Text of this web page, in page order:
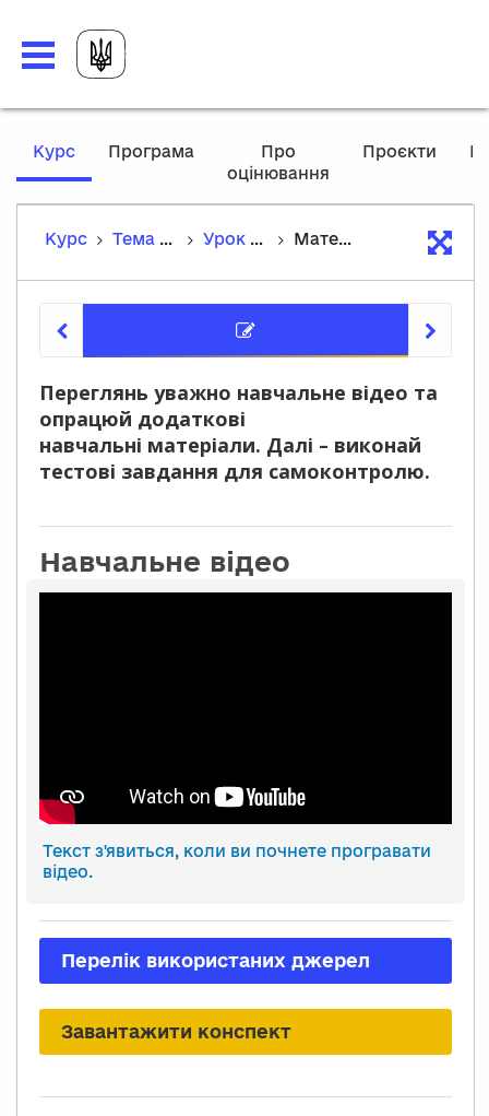
Курс,
Програма
Про
оцінювання
Проєкти
Курс Тема 8. Відомості із синтаксису й пунктуації Урок 73. Діалог. Розділові знаки для оформлення діалогу Матеріали курсу
Переглянь уважно навчальне відео та
опрацюй додаткові
навчальні матеріали. Далі – виконай
тестові завдання для самоконтролю.
Навчальне відео
Текст з'явиться, коли ви почнете програвати
відео.
Перелік використаних джерел
Завантажити конспект